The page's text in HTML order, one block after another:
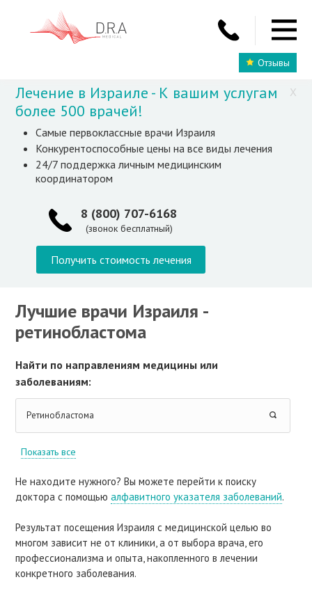
Отзывы
X
Лечение в Израиле - К вашим услугам
более 500 врачей!
Самые первоклассные врачи Израиля
Конкурентоспособные цены на все виды лечения
24/7 поддержка личным медицинским
координатором
8 (800) 707-6168
(звонок бесплатный)
Получить стоимость лечения
Лучшие врачи Израиля -
ретинобластома
Найти по направлениям медицины или
заболеваниям:
Ретинобластома
Показать все
Не находите нужного? Вы можете перейти к поиску
доктора с помощьюалфавитного указателя заболеваний.
Результат посещения Израиля с медицинской целью во
многом зависит не от клиники, а от выбора врача, его
профессионализма и опыта, накопленного в лечении
конкретного заболевания.